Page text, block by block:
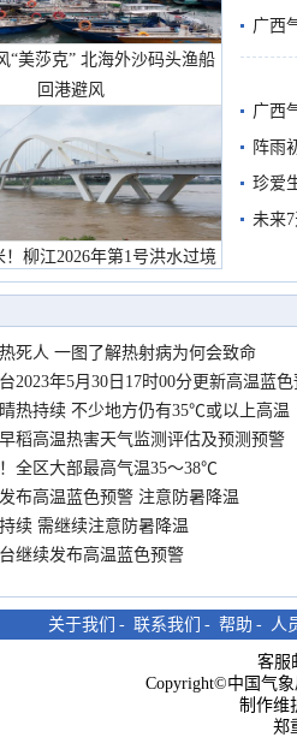
“美莎克” 北海外沙码头渔船
回港避风
！柳江2026年第1号洪水过境
民在堤岸见证汛况
广西
预警
广西
阵雨
珍爱
未来
死人 一图了解热射病为何会致命
2023年5月30日17时00分更新高温蓝
热持续 不少地方仍有35℃或以上高温
稻高温热害天气监测评估及预测预警
全区大部最高气温35～38℃
布高温蓝色预警 注意防暑降温
续 需继续注意防暑降温
继续发布高温蓝色预警
关于我们 - 联系我们 - 帮助 - 人
客服
Copyright©中国气象
制作维
郑